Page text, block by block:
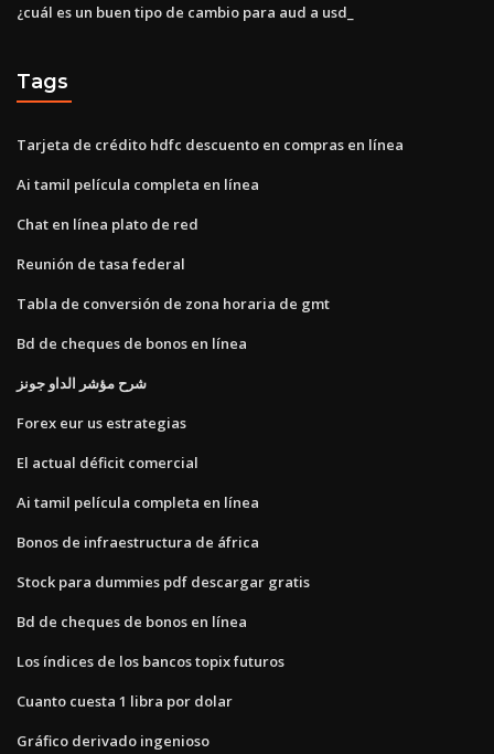
¿cuál es un buen tipo de cambio para aud a usd_
Tags
Tarjeta de crédito hdfc descuento en compras en línea
Ai tamil película completa en línea
Chat en línea plato de red
Reunión de tasa federal
Tabla de conversión de zona horaria de gmt
Bd de cheques de bonos en línea
شرح مؤشر الداو جونز
Forex eur us estrategias
El actual déficit comercial
Ai tamil película completa en línea
Bonos de infraestructura de áfrica
Stock para dummies pdf descargar gratis
Bd de cheques de bonos en línea
Los índices de los bancos topix futuros
Cuanto cuesta 1 libra por dolar
Gráfico derivado ingenioso